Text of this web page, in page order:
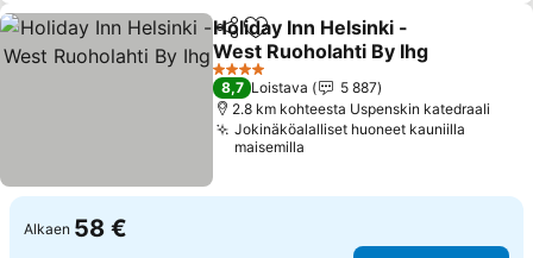
Jaa Lisää suosikkeihin
Holiday Inn Helsinki -
West Ruoholahti By Ihg
Katso hinnat
4 Tähtiluokitus
8,7 Loistava
5 887
2.8 km kohteesta Uspenskin katedraali
Jokinäköalalliset huoneet kauniilla
maisemilla
Alkaen 58 €